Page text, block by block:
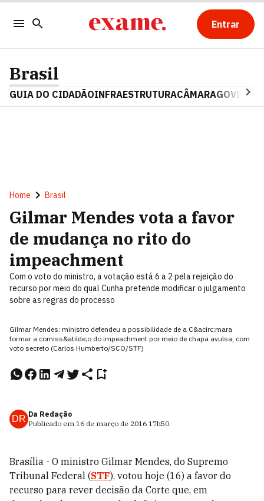
Entrar
Brasil
GUIA DO CIDADÃOINFRAESTRUTURACÂMARAGOVERNO
Home Brasil
Gilmar Mendes vota a favor
de mudança no rito do
impeachment
Com o voto do ministro, a votação está 6 a 2 pela rejeição do
recurso por meio do qual Cunha pretende modificar o julgamento
sobre as regras do processo
Gilmar Mendes: ministro defendeu a possibilidade de a C&acirc;mara
formar a comiss&atilde;o do impeachment por meio de chapa avulsa, com
voto secreto (Carlos Humberto/SCO/STF)
DR Da Redação
Publicado em 16 de março de 2016 17h50.
Brasília - O ministro Gilmar Mendes, do Supremo
Tribunal Federal (STF), votou hoje (16) a favor do
recurso para rever decisão da Corte que, em